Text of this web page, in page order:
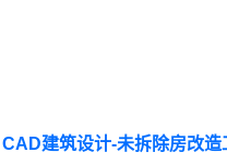
CAD建筑设计-未拆除房改造